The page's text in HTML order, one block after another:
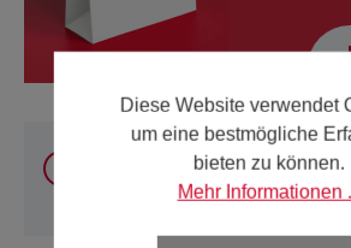
Sie können unsere Produkte
und Deutschland
online
Länder verwenden Sie bitte
Diese Website verwendet
um eine bestmögliche
bieten zu können.
Mehr Informationen